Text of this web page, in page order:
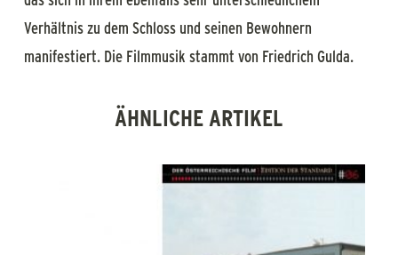
Verhältnis zu dem Schloss und seinen Bewohnern
manifestiert. Die Filmmusik stammt von Friedrich Gulda.
ÄHNLICHE ARTIKEL